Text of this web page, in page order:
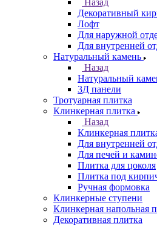
Назад
Декоративный
Лофт
Для наружной
Для внутренней
Натуральный камень
Назад
Натуральный
3Д панели
Тротуарная плитка
Клинкерная плитка
Назад
Клинкерная
Для внутренней
Для печей и
Плитка для цоколя
Плитка под
Ручная формовка
Клинкерные ступени
Клинкерная напольная
Декоративная плитка